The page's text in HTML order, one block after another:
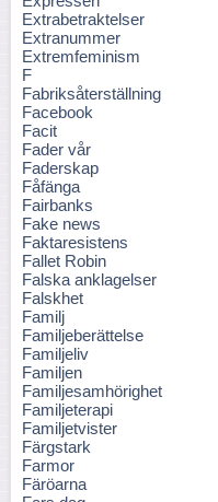
Extrabetraktelser
Extranummer
Extremfeminism
F
Fabriksåterställning
Facebook
Facit
Fader vår
Faderskap
Fåfänga
Fairbanks
Fake news
Faktaresistens
Fallet Robin
Falska anklagelser
Falskhet
Familj
Familjeberättelse
Familjeliv
Familjen
Familjesamhörighet
Familjeterapi
Familjetvister
Färgstark
Farmor
Färöarna